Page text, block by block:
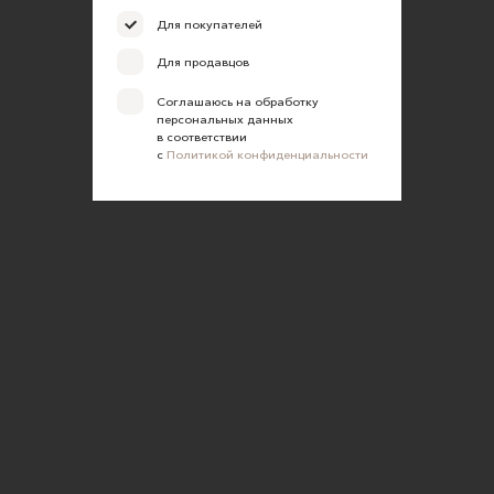
Для покупателей
Для продавцов
Соглашаюсь на обработку
персональных данных
в соответствии
с Политикой конфиденциальности